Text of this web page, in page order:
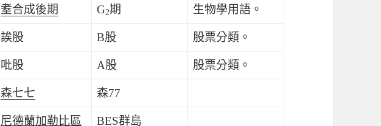
耊合成後期 G2期 生物學用語。
誒股 B股 股票分類。
吡股 A股 股票分類。
森七七 森77
尼德蘭加勒比區 BES群島